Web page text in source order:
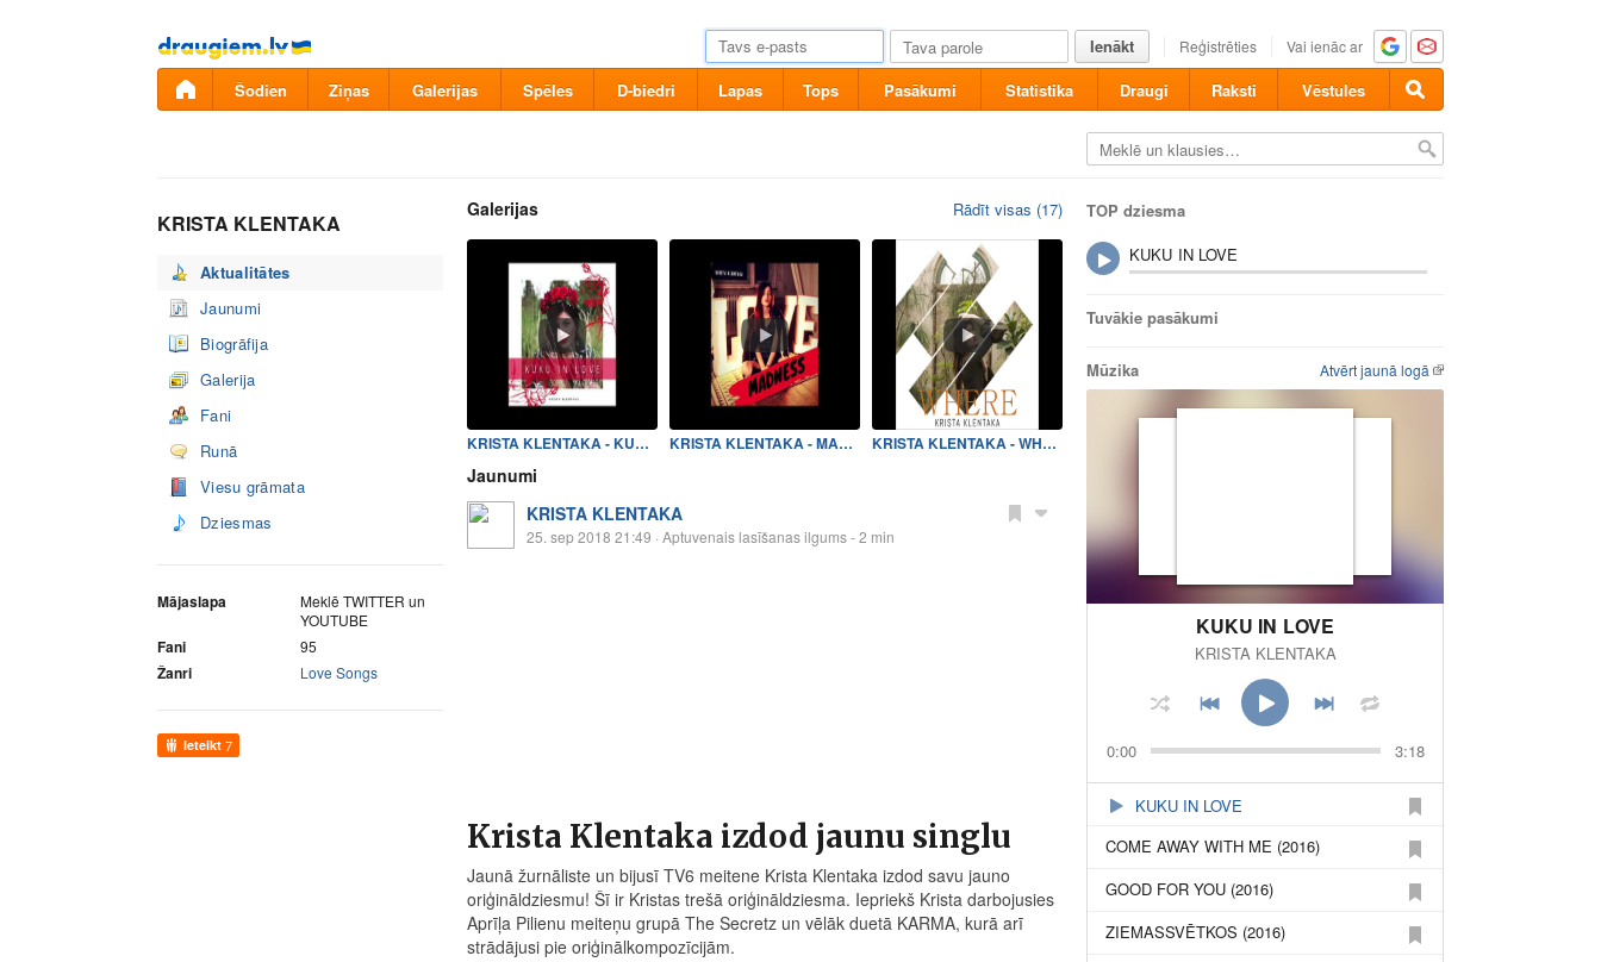
Pāriet
uz
saturu
Ienākt Reģistrēties Vai ienāc ar
Šodien Ziņas Galerijas Spēles D-biedri Lapas Tops Pasākumi Statistika Draugi Raksti Vēstules
KRISTA KLENTAKA
Aktualitātes
Jaunumi
Biogrāfija
Galerija
Fani
Runā
Viesu grāmata
Dziesmas
Mājaslapa
Meklē TWITTER un
YOUTUBE
Fani 95
Žanri Love Songs
Ieteikt 7
Galerijas Rādīt visas (17)
KRISTA KLENTAKA - KUKU IN L… KRISTA KLENTAKA - MADNESS KRISTA KLENTAKA - WHERE
Jaunumi
KRISTA KLENTAKA
25. sep 2018 21:49 · Aptuvenais lasīšanas ilgums - 2 min
Krista Klentaka izdod jaunu singlu
Jaunā žurnāliste un bijusī TV6 meitene Krista Klentaka izdod savu jauno
oriģināldziesmu! Šī ir Kristas trešā oriģināldziesma. Iepriekš Krista darbojusies
Aprīļa Pilienu meiteņu grupā The Secretz un vēlāk duetā KARMA, kurā arī
strādājusi pie oriģinālkompozīcijām.
TOP dziesma
KUKU IN LOVE
Tuvākie pasākumi
Atvērt jaunā logā
Mūzika
KUKU IN LOVE
KRISTA KLENTAKA
0:00 3:18
KUKU IN LOVE
COME AWAY WITH ME (2016)
GOOD FOR YOU (2016)
ZIEMASSVĒTKOS (2016)